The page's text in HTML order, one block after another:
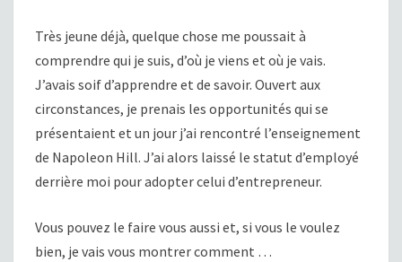
Très jeune déjà, quelque chose me poussait à
comprendre qui je suis, d’où je viens et où je vais.
J’avais soif d’apprendre et de savoir. Ouvert aux
circonstances, je prenais les opportunités qui se
présentaient et un jour j’ai rencontré l’enseignement
de Napoleon Hill. J’ai alors laissé le statut d’employé
derrière moi pour adopter celui d’entrepreneur.
Vous pouvez le faire vous aussi et, si vous le voulez
bien, je vais vous montrer comment …